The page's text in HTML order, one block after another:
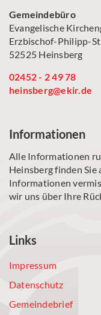
Gemeindebüro
Evangelische
Erzbischof-Philipp-
52525 Heinsberg
02452 - 2 49 78
heinsberg@ekir.de
Informationen
Alle Informationen
Heinsberg finden Sie
Informationen
wir uns über Ihre
Links
Impressum
Datenschutz
Gemeindebrief